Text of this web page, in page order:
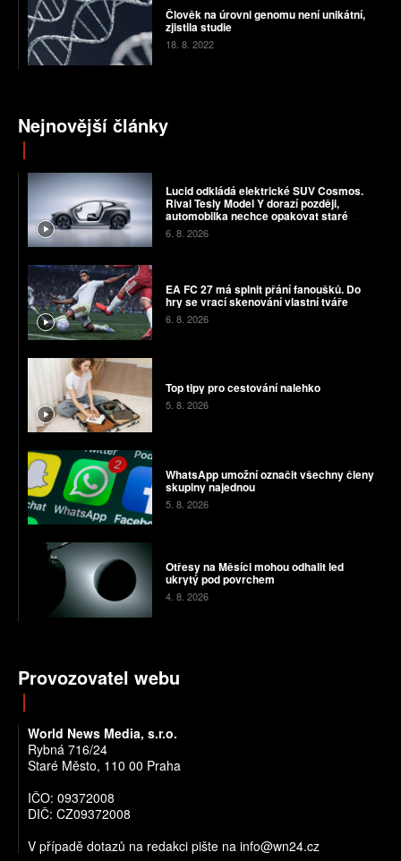
Člověk na úrovni genomu není unikátní,
zjistila studie
18. 8. 2022
Nejnovější články
Lucid odkládá elektrické SUV Cosmos.
Rival Tesly Model Y dorazí později,
automobilka nechce opakovat staré
chyby
6. 8. 2026
EA FC 27 má splnit přání fanoušků. Do
hry se vrací skenování vlastní tváře
6. 8. 2026
Top tipy pro cestování nalehko
5. 8. 2026
WhatsApp umožní označit všechny členy
skupiny najednou
5. 8. 2026
Otřesy na Měsíci mohou odhalit led
ukrytý pod povrchem
4. 8. 2026
Provozovatel webu
World News Media, s.r.o.
Rybná 716/24
Staré Město, 110 00 Praha
IČO: 09372008
DIČ: CZ09372008
V případě dotazů na redakci pište na info@wn24.cz